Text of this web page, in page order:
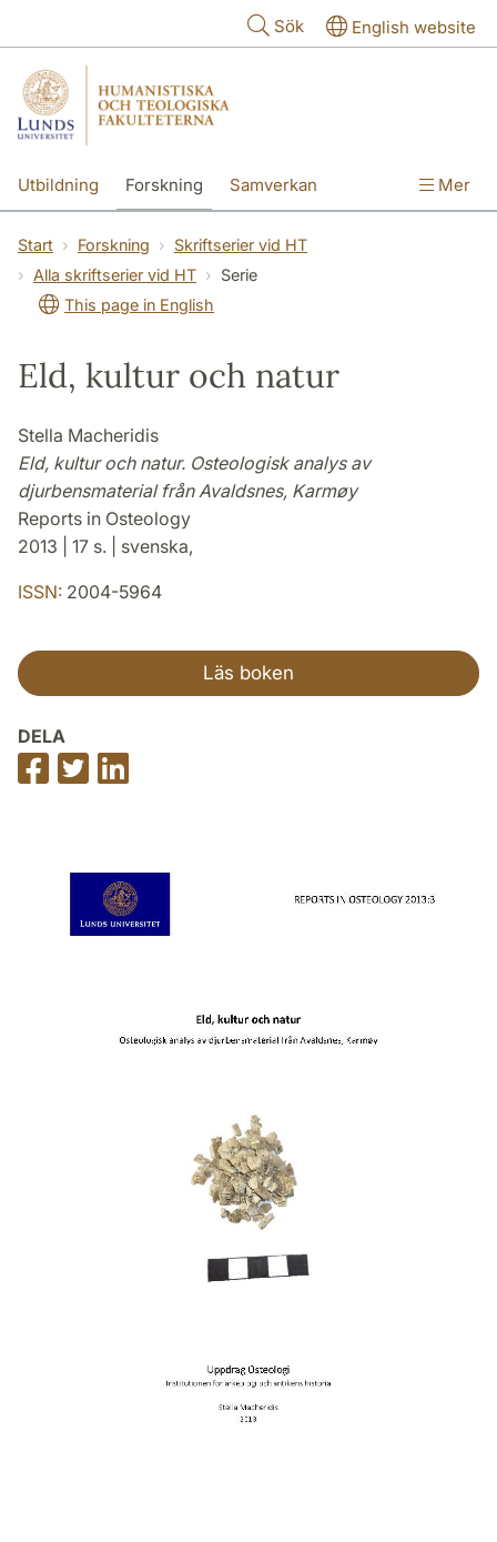
Sök English website
Utbildning Forskning Samverkan Mer
Start Forskning
Skriftserier vid HT
Alla skriftserier vid HT
Serie
This page in English
Eld, kultur och natur
Stella Macheridis
Eld, kultur och natur. Osteologisk analys av
djurbensmaterial från Avaldsnes, Karmøy
Reports in Osteology
2013 | 17 s. | svenska,
ISSN: 2004-5964
Läs boken
DELA
Dela
på
Dela
på
på